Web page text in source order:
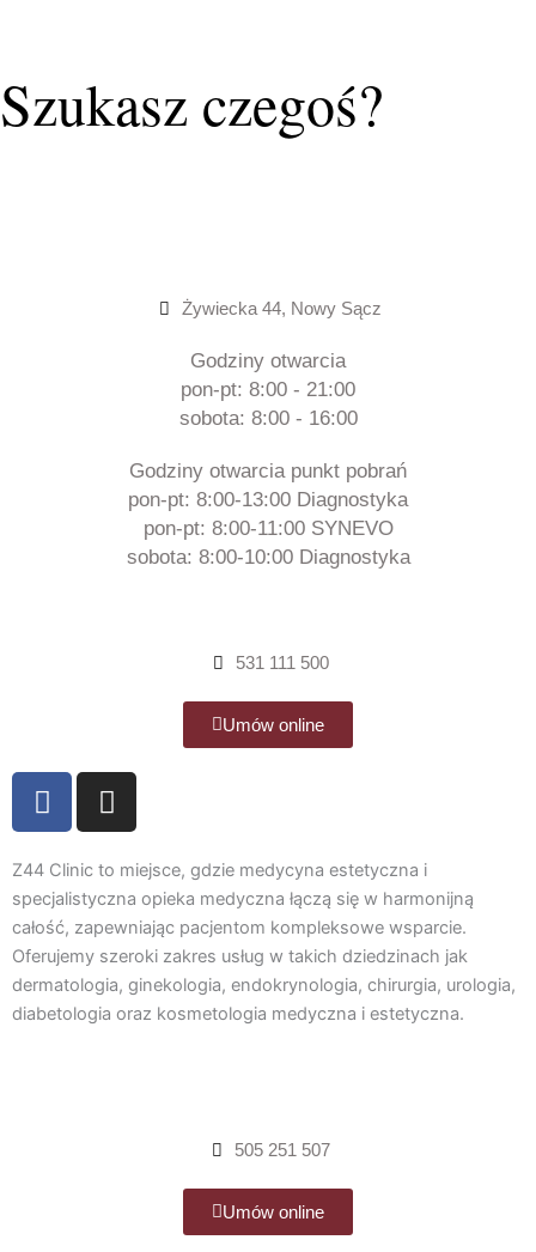
Szukasz czegoś?
Żywiecka 44, Nowy Sącz
Godziny otwarcia
pon-pt: 8:00 - 21:00
sobota: 8:00 - 16:00
Godziny otwarcia punkt pobrań
pon-pt: 8:00-13:00 Diagnostyka
pon-pt: 8:00-11:00 SYNEVO
sobota: 8:00-10:00 Diagnostyka
531 111 500
Umów online
F
a
e
b
o
o
k
I
n
t
a
g
r
a
m
Z44 Clinic to miejsce, gdzie medycyna estetyczna i
specjalistyczna opieka medyczna łączą się w harmonijną
całość, zapewniając pacjentom kompleksowe wsparcie.
Oferujemy szeroki zakres usług w takich dziedzinach jak
dermatologia, ginekologia, endokrynologia, chirurgia, urologia,
diabetologia oraz kosmetologia medyczna i estetyczna.
505 251 507
Umów online